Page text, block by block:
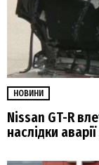
НОВИНИ
Nissan GT-R
наслідки